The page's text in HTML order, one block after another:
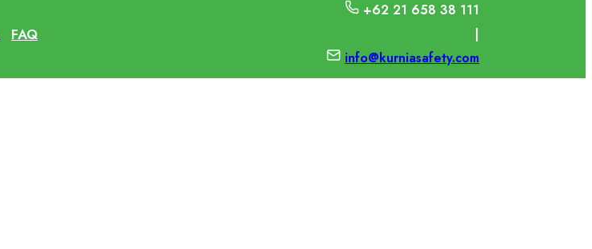
FAQ
+62 21 658 38 111
|
info@kurniasafety.com